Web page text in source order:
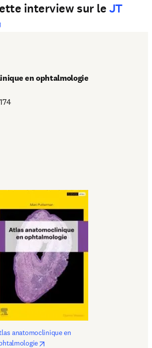
interview sur leJT
en ophtalmologie
anatomoclinique en